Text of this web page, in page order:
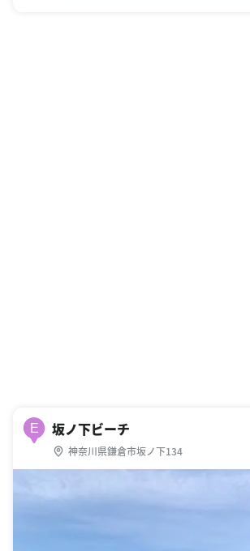
E 坂ノ下ビーチ
神奈川県鎌倉市坂ノ下134